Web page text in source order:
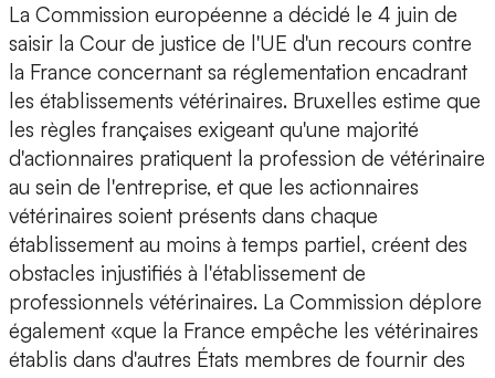
La Commission européenne a décidé le 4 juin de
saisir la Cour de justice de l'UE d'un recours contre
la France concernant sa réglementation encadrant
les établissements vétérinaires. Bruxelles estime que
les règles françaises exigeant qu'une majorité
d'actionnaires pratiquent la profession de vétérinaire
au sein de l'entreprise, et que les actionnaires
vétérinaires soient présents dans chaque
établissement au moins à temps partiel, créent des
obstacles injustifiés à l'établissement de
professionnels vétérinaires. La Commission déplore
également «que la France empêche les vétérinaires
établis dans d'autres États membres de fournir des